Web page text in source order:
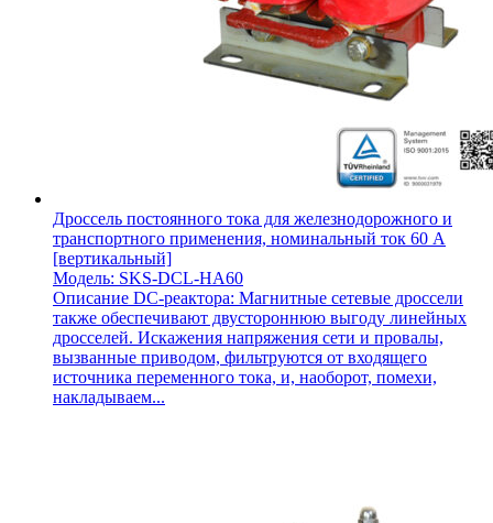
Дроссель постоянного тока для железнодорожного и
транспортного применения, номинальный ток 60 А
[вертикальный]
Модель: SKS-DCL-HA60
Описание DC-реактора: Магнитные сетевые дроссели
также обеспечивают двустороннюю выгоду линейных
дросселей. Искажения напряжения сети и провалы,
вызванные приводом, фильтруются от входящего
источника переменного тока, и, наоборот, помехи,
накладываем...